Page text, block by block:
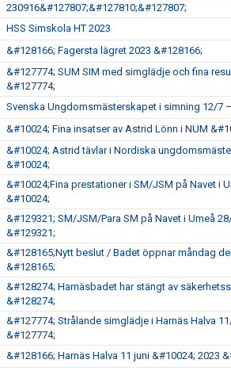
230916&#127807;&#127810;&#127807;
HSS Simskola HT 2023
&#128166; Fagersta lägret 2023 &#128166;
&#127774; SUM SIM med simglädje och fina
&#127774;
Svenska Ungdomsmästerskapet i simning 12/7
&#10024; Fina insatser av Astrid Lönn i NUM
&#10024; Astrid tävlar i Nordiska
&#10024;
&#10024;Fina prestationer i SM/JSM på Navet i
&#10024;
&#129321; SM/JSM/Para SM på Navet i Umeå
&#129321;
&#128165;Nytt beslut / Badet öppnar måndag
&#128165;
&#128274; Harnäsbadet har stängt av
&#128274;
&#127774; Strålande simglädje i Harnäs Halva
&#127774;
&#128166; Harnäs Halva 11 juni &#10024; 2023